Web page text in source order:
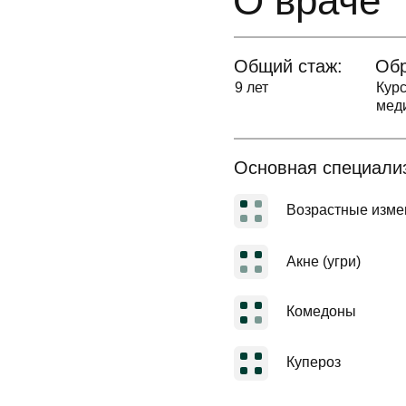
Купероз
Комедоны
Акне (угри)
Возрастные
Основная
9 лет
Общий стаж: